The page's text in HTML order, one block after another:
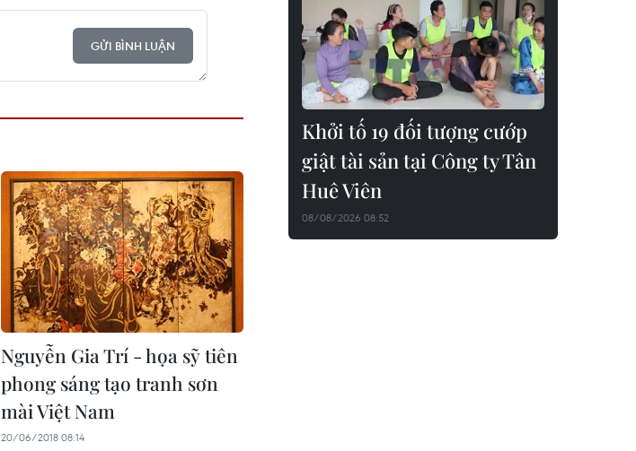
GỬI BÌNH LUẬN
Nguyễn Gia Trí - họa sỹ tiên
phong sáng tạo tranh sơn
mài Việt Nam
20/06/2018 08:14
Khởi tố 19 đối tượng cướp
giật tài sản tại Công ty Tân
Huê Viên
08/08/2026 08:52